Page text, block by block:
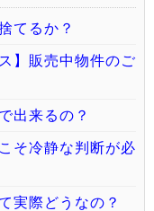
てるか？
】販売中物件のご
出来るの？
そ冷静な判断が必
実際どうなの？